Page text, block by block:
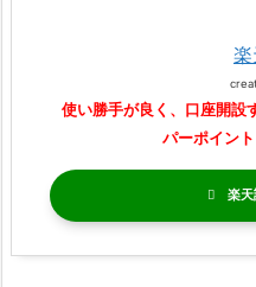
使い勝手が良く、口座開設
パーポイン
楽天